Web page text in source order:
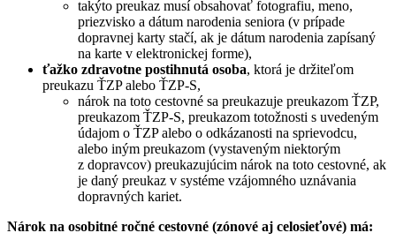
takýto preukaz musí obsahovať fotografiu, meno,
priezvisko a dátum narodenia seniora (v prípade
dopravnej karty stačí, ak je dátum narodenia zapísaný
na karte v elektronickej forme),
ťažko zdravotne postihnutá osoba, ktorá je držiteľom
preukazu ŤZP alebo ŤZP-S,
nárok na toto cestovné sa preukazuje preukazom ŤZP,
preukazom ŤZP-S, preukazom totožnosti s uvedeným
údajom o ŤZP alebo o odkázanosti na sprievodcu,
alebo iným preukazom (vystaveným niektorým
z dopravcov) preukazujúcim nárok na toto cestovné, ak
je daný preukaz v systéme vzájomného uznávania
dopravných kariet.
Nárok na osobitné ročné cestovné (zónové aj celosieťové) má: